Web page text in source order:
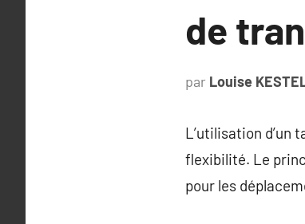
de
par Louise
L’utilisation
flexibilité. Le
pour les